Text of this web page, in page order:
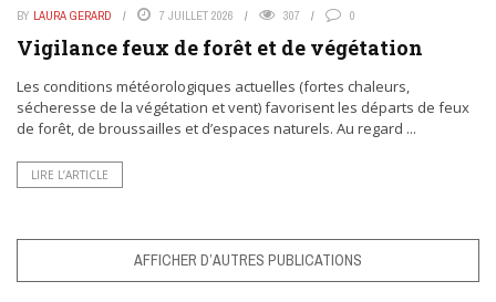
BY LAURA GERARD 7 JUILLET 2026 307 0
Vigilance feux de forêt et de végétation
Les conditions météorologiques actuelles (fortes chaleurs,
sécheresse de la végétation et vent) favorisent les départs de feux
de forêt, de broussailles et d’espaces naturels. Au regard ...
LIRE L’ARTICLE
AFFICHER D’AUTRES PUBLICATIONS